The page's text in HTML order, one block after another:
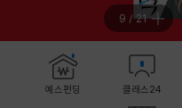
10 /21
예스펀딩 클래스24